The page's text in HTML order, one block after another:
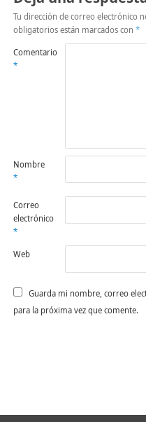
Tu dirección de correo electrónico
obligatorios están marcados con *
Comentario
*
Nombre
*
Correo
electrónico
*
Web
Guarda mi nombre, correo
para la próxima vez que comente.